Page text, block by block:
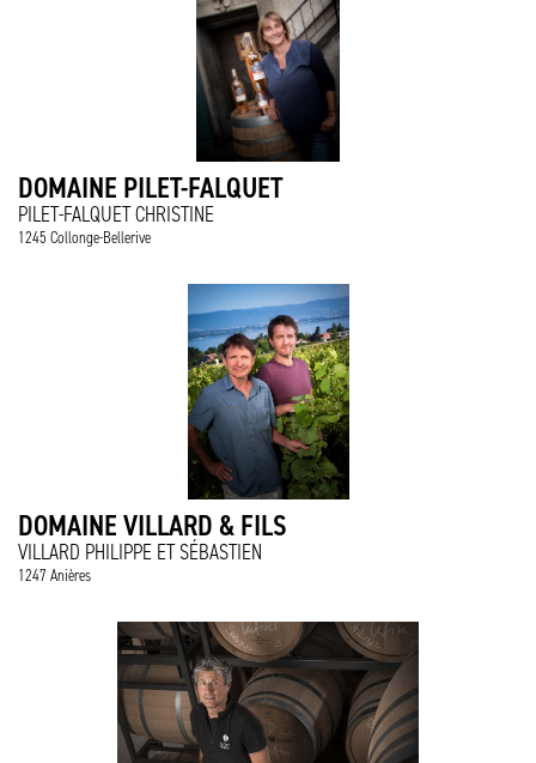
DOMAINE PILET-FALQUET
PILET-FALQUET CHRISTINE
1245 Collonge-Bellerive
DOMAINE VILLARD & FILS
VILLARD PHILIPPE ET SÉBASTIEN
1247 Anières